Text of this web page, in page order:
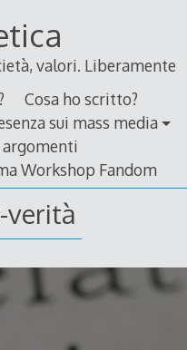
valori. Liberamente
Cosa ho scritto?
sui mass media
Workshop Fandom
verità